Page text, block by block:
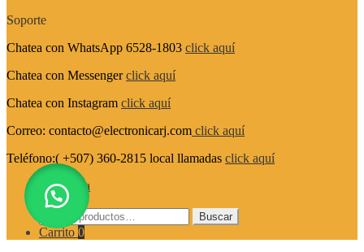
Soporte
Chatea con WhatsApp 6528-1803 click aquí
Chatea con Messengerclick aquí
Chatea con Instagram click aquí
Correo: contacto@electronicarj.com click aquí
Teléfono:( +507) 360-2815 local llamadas click aquí
Mi cuenta
Buscar
por:
Buscar
Carrito 0